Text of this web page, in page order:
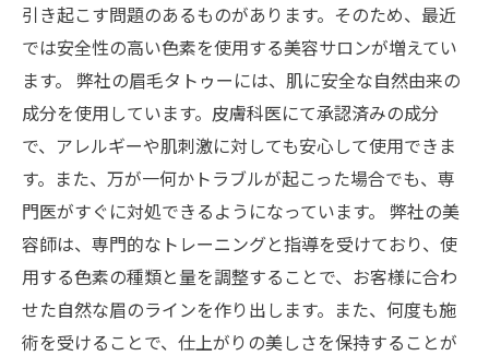
引き起こす問題のあるものがあります。そのため、最近
では安全性の高い色素を使用する美容サロンが増えてい
ます。 弊社の眉毛タトゥーには、肌に安全な自然由来の
成分を使用しています。皮膚科医にて承認済みの成分
で、アレルギーや肌刺激に対しても安心して使用できま
す。また、万が一何かトラブルが起こった場合でも、専
門医がすぐに対処できるようになっています。 弊社の美
容師は、専門的なトレーニングと指導を受けており、使
用する色素の種類と量を調整することで、お客様に合わ
せた自然な眉のラインを作り出します。また、何度も施
術を受けることで、仕上がりの美しさを保持することが